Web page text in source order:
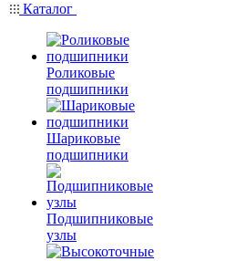
Каталог
Роликовые
подшипники
Шариковые
подшипники
Подшипниковые
узлы